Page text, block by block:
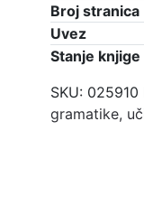
Broj stranica
Uvez
Stanje knjige
SKU: 025910
gramatike,